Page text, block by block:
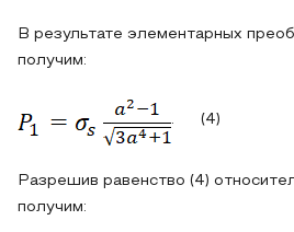
В результате элементарных
получим:
. (4)
Разрешив равенство (4)
получим: